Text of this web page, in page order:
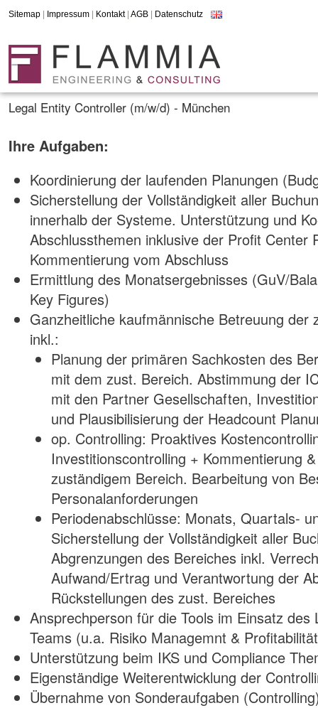
Sitemap Impressum Kontakt| AGB Datenschutz
Legal Entity Controller (m/w/d) - München
Ihre Aufgaben:
Koordinierung der laufenden Planungen
Sicherstellung der Vollständigkeit aller
innerhalb der Systeme. Unterstützung und
Abschlussthemen inklusive der Profit Center
Kommentierung vom Abschluss
Ermittlung des Monatsergebnisses (GuV/
Key Figures)
Ganzheitliche kaufmännische Betreuung der
inkl.:
Planung der primären Sachkosten des
mit dem zust. Bereich. Abstimmung der
mit den Partner Gesellschaften,
und Plausibilisierung der Headcount
op. Controlling: Proaktives
Investitionscontrolling + Kommentierung
zuständigem Bereich. Bearbeitung von
Personalanforderungen
Periodenabschlüsse: Monats, Quartals-
Sicherstellung der Vollständigkeit aller
Abgrenzungen des Bereiches inkl.
Aufwand/Ertrag und Verantwortung der
Rückstellungen des zust. Bereiches
Ansprechperson für die Tools im Einsatz des
Teams (u.a. Risiko Managemnt &
Unterstützung beim IKS und Compliance
Eigenständige Weiterentwicklung der
Übernahme von Sonderaufgaben